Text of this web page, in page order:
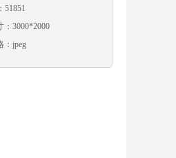
51851
：3000*2000
：jpeg